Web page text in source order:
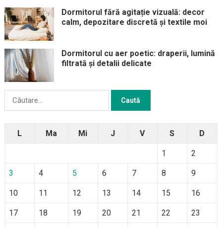
Dormitorul fără agitație vizuală: decor
calm, depozitare discretă și textile moi
Dormitorul cu aer poetic: draperii, lumină
filtrată și detalii delicate
L Ma Mi J V S D
1 2
3 4 5 6 7 8 9
10 11 12 13 14 15 16
17 18 19 20 21 22 23